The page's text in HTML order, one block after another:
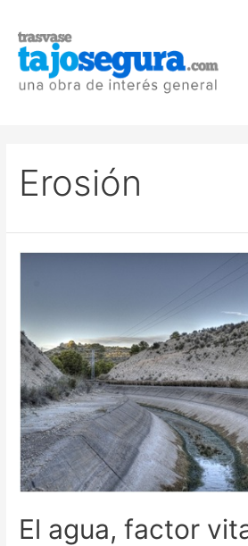
Erosión
El agua, factor